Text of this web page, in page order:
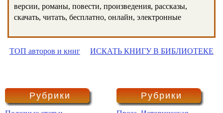
версии, романы, повести, произведения, рассказы,
скачать, читать, бесплатно, онлайн, электронные
ТОП авторов и книг ИСКАТЬ КНИГУ В БИБЛИОТЕКЕ
Рубрики Рубрики